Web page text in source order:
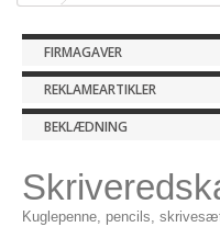
FIRMAGAVER
REKLAMEARTIKLER
BEKLÆDNING
Kuglepenne, pencils,